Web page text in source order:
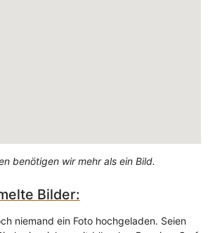
benötigen wir mehr als ein Bild.
Bilder:
niemand ein Foto hochgeladen. Seien